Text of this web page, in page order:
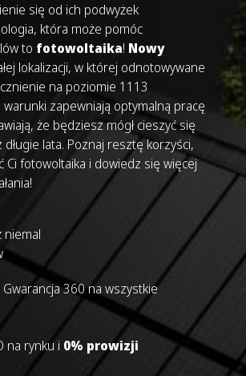
się od ich podwyżek
która może pomóc
to fotowoltaika! Nowy
lokalizacji, w której odnotowywane
na poziomie 1113
warunki zapewniają optymalną pracę
że będziesz mógł cieszyć się
lata. Poznaj resztę korzyści,
Ci fotowoltaika i dowiedz się więcej
niemal
360 na wszystkie
na rynku i 0% prowizji